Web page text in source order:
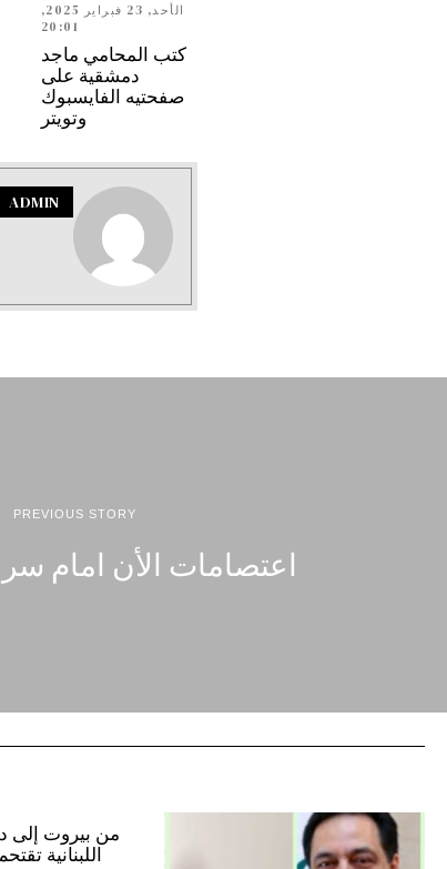
الأحد, 23 فبراير 2025,
20:01
كتب المحامي ماجد
دمشقية على
صفحتيه الفايسبوك
وتويتر
ADMIN
PREVIOUS STORY
اعتصامات الأن امام
اللبنانية